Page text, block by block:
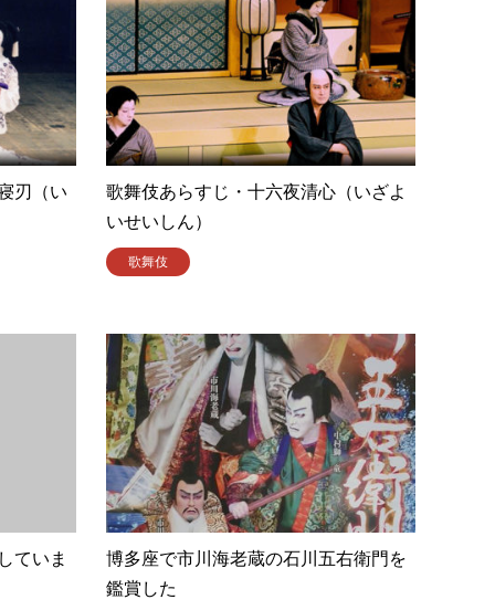
刃（い
歌舞伎あらすじ・十六夜清心（いざよ
いせいしん）
歌舞伎
ていま
博多座で市川海老蔵の石川五右衛門を
鑑賞した